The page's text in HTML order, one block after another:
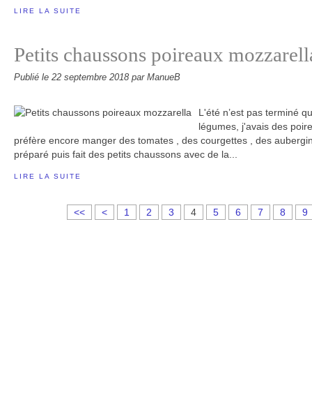
LIRE LA SUITE
Petits chaussons poireaux
Publié le 22 septembre 2018 par ManueB
L'été n’est pas terminé
légumes, j'avais des
préfère encore manger des tomates , des courgettes , des
préparé puis fait des petits chaussons avec de la...
LIRE LA SUITE
<< < 1 2 3 4 5 6 7 8 9